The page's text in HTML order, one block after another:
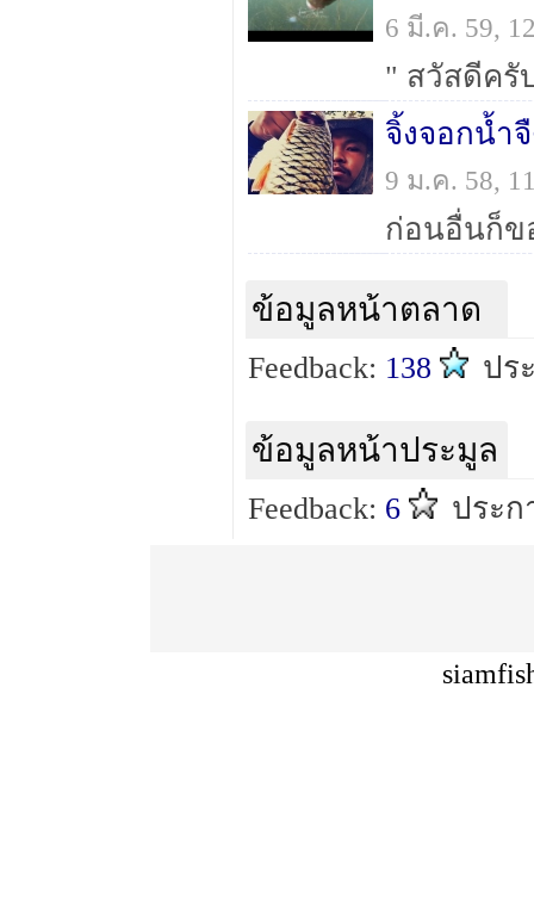
6 มี.ค. 59,
จิ้งจอกน้ำ
9 ม.ค. 58,
ก่อนอื่นก็ข
ข้อมูลหน้าตลาด
Feedback: 138 ปร
ข้อมูลหน้าประมูล
Feedback: 6 ประก